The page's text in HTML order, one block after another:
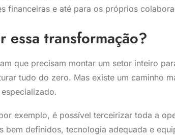
financeiras e até para os próprios
essa transformação?
que precisam montar um setor inteiro
tudo do zero. Mas existe um caminho
exemplo, é possível terceirizar toda a
bem definidos, tecnologia adequada e